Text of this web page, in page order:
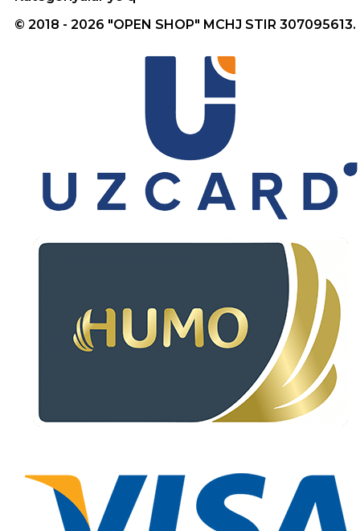
© 2018 - 2026 "OPEN SHOP" MCHJ STIR 307095613.